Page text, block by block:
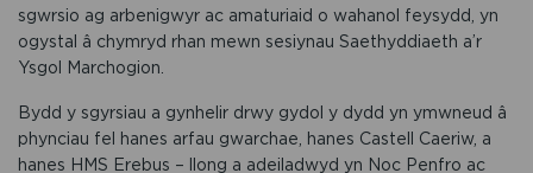
sgwrsio ag arbenigwyr ac amaturiaid o wahanol feysydd, yn
ogystal â chymryd rhan mewn sesiynau Saethyddiaeth a’r
Ysgol Marchogion.
Bydd y sgyrsiau a gynhelir drwy gydol y dydd yn ymwneud â
phynciau fel hanes arfau gwarchae, hanes Castell Caeriw, a
hanes HMS Erebus – llong a adeiladwyd yn Noc Penfro ac